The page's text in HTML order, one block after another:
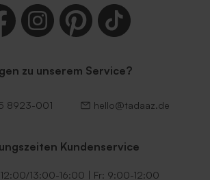
Umschlag mit
zu unserem Service?
8923-001 hello@tadaaz.de
Kundenservice
13:00-16:00 | Fr: 9:00-12:00